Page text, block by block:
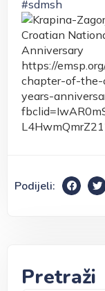
#sdmsh
https://
chapter-of-the-
years-
Podijeli:
Pretraži